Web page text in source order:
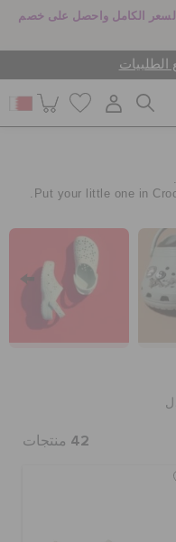
الكامل واحصل على خصم
Put your little one in
42 منتجات